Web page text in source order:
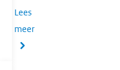
Lees
meer